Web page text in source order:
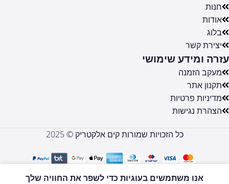
חנות
אודות
בלוג
יצירת קשר
עזרה ומידע שימושי
מעקב הזמנה
תקנון אתר
מדיניות פרטיות
הצהרת נגישות
כל הזכויות שמורות קים אלקטריק © 2025
אנו משתמשים בעוגיות כדי לשפר את החוויה שלך
כיריים גז